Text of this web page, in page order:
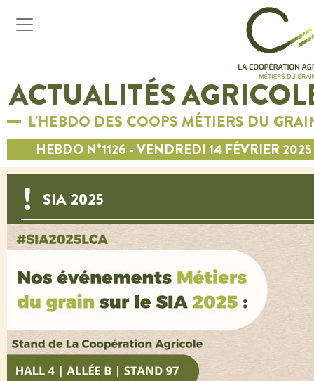
ACTUALITÉS
L'HEBDO DES COOPS MÉTIERS DU
HEBDO N°1126 - VENDREDI 14 FÉVRIER 2025
SIA 2025